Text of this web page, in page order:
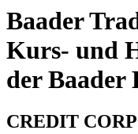
Baader
Kurs- und
der Baader
CREDIT CORP